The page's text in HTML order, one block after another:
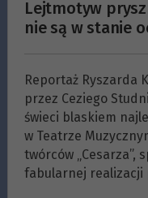
Lejtmotyw
nie są w stanie
Reportaż Ryszarda
przez Ceziego
świeci blaskiem
w Teatrze
twórców „Cesarza”,
fabularnej realizacji